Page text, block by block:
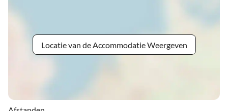
Locatie van de Accommodatie Weergeven